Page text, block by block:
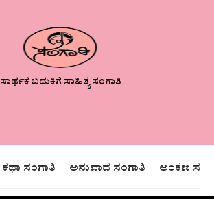
ಸಾರ್ಥಕ ಬದುಕಿಗೆ ಸಾಹಿತ್ಯ ಸಂಗಾತಿ
ಕಥಾ ಸಂಗಾತಿ ಅನುವಾದ ಸಂಗಾತಿ ಅಂಕಣ